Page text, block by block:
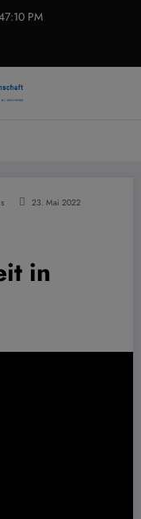
PM
23. Mai 2022
in